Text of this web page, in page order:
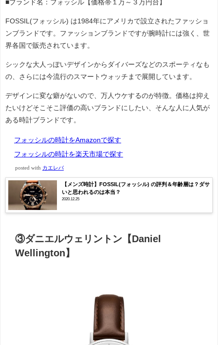
■ブランド名：フォッシル【価格帯１万～３万円台】
FOSSIL(フォッシル) は1984年にアメリカで設立されたファッショ
ンブランドです。ファッションブランドですが腕時計には強く、世
界各国で販売されています。
シックな大人っぽいデザインからダイバーズなどのスポーティなも
の、さらには今流行のスマートウォッチまで展開しています。
デザインに変な癖がないので、万人ウケするのが特徴。価格は抑え
たいけどそこそこ評価の高いブランドにしたい、そんな人に人気が
ある時計ブランドです。
フォッシルの時計をAmazonで探す
フォッシルの時計を楽天市場で探す
posted with カエレバ
【メンズ時計】FOSSIL(フォッシル) の評判＆年齢層は？ダサ
いと思われるのは本当？
2020.12.25
③ダニエルウェリントン【Daniel
Wellington】